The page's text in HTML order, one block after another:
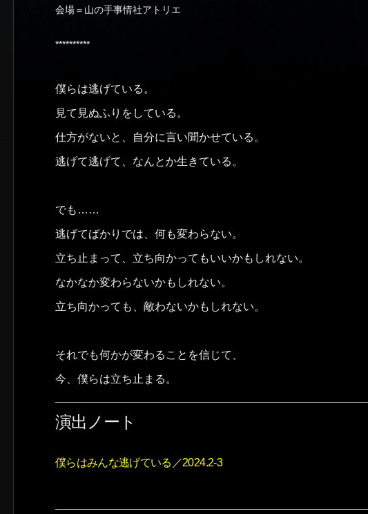
会場＝山の手事情社アトリエ
**********
僕らは逃げている。
見て見ぬふりをしている。
仕方がないと、自分に言い聞かせている。
逃げて逃げて、なんとか生きている。
でも……
逃げてばかりでは、何も変わらない。
立ち止まって、立ち向かってもいいかもしれない。
なかなか変わらないかもしれない。
立ち向かっても、敵わないかもしれない。
それでも何かが変わることを信じて、
今、僕らは立ち止まる。
演出ノート
僕らはみんな逃げている／2024.2-3